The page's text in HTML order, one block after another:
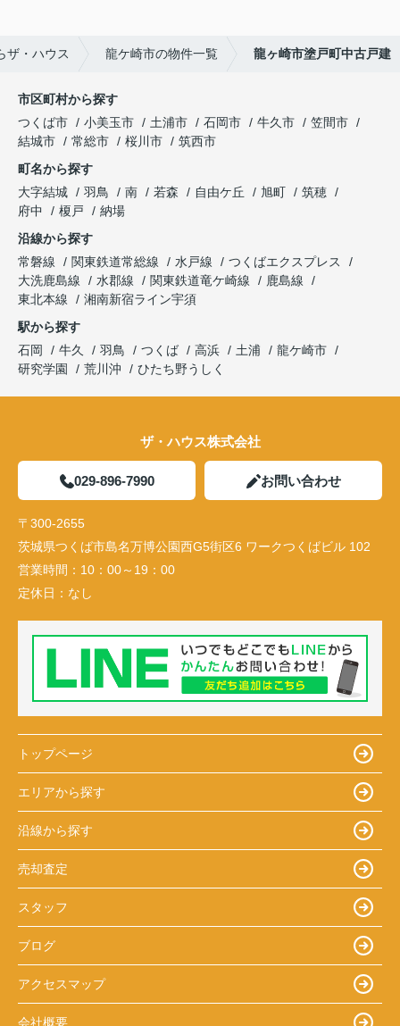
ザ・ハウス 龍ケ崎市の物件一覧 龍ヶ崎市塗戸町中古戸建
市区町村から探す
つくば市
小美玉市 土浦市 石岡市 牛久市
笠間市
結城市
常総市 桜川市
筑西市
町名から探す
大字結城
羽鳥 南 若森 自由ケ丘 旭町
筑穂
府中
榎戸
納場
沿線から探す
常磐線
関東鉄道常総線 水戸線
つくばエクスプレス
大洗鹿島線
水郡線 関東鉄道竜ケ崎線
鹿島線
東北本線
湘南新宿ライン宇須
駅から探す
石岡
牛久 羽鳥 つくば 高浜 土浦
龍ケ崎市
研究学園
荒川沖 ひたち野うしく
ザ・ハウス株式会社
029-896-7990 お問い合わせ
〒300-2655
茨城県つくば市島名万博公園西G5街区6 ワークつくばビル 102
営業時間： 10：00～19：00
定休日： なし
トップページ
エリアから探す
沿線から探す
売却査定
スタッフ
ブログ
アクセスマップ
会社概要